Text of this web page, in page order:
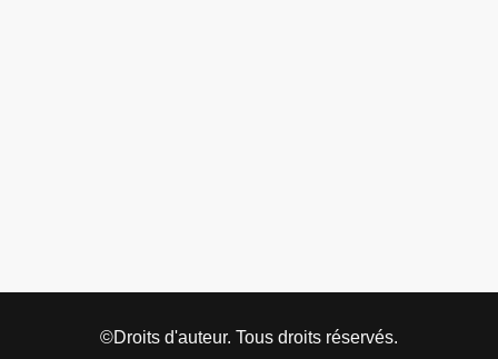
©Droits d'auteur. Tous droits réservés.